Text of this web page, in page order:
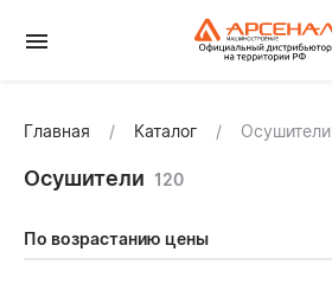
Главная Каталог Осушители
Осушители 120
По возрастанию цены